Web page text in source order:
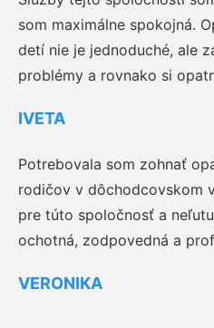
som maximálne spokojná.
detí nie je jednoduché, ale
problémy a rovnako si
IVETA
Potrebovala som zohnať
rodičov v dôchodcovskom
pre túto spoločnosť a
ochotná, zodpovedná a
VERONIKA